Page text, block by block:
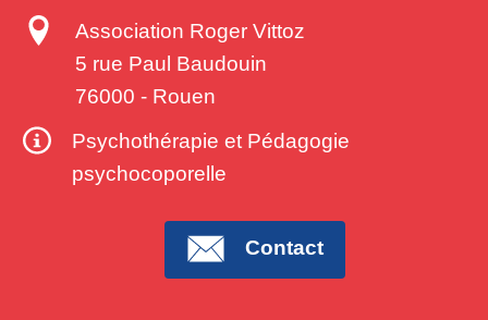
Association Roger Vittoz
5 rue Paul Baudouin
76000 - Rouen
Psychothérapie et Pédagogie
psychocoporelle
Contact